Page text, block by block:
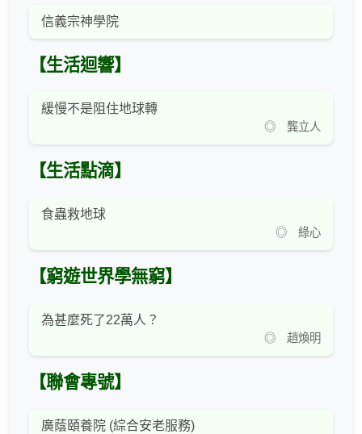
信義宗神學院
【生活迴響】
緩慢不是阻住地球轉
◎ 龔立人
【生活點滴】
食蟲救地球
◎ 綠心
【窮遊世界學無窮】
為甚麼死了22萬人？
◎ 趙煥明
【聯會專號】
廣蔭頤養院 (綜合安老服務)